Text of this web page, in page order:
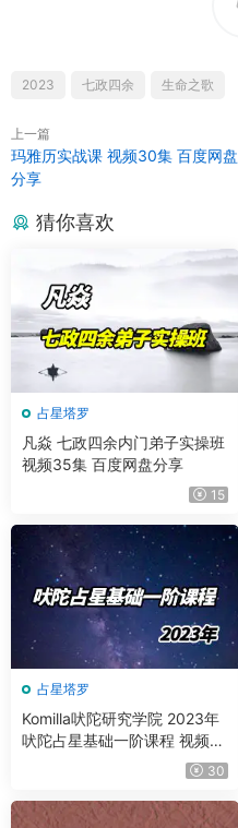
2023 七政四余 生命之歌
上一篇
玛雅历实战课 视频30集 百度网盘
分享
猜你喜欢
占星塔罗
凡焱 七政四余内门弟子实操班
视频35集 百度网盘分享
15
占星塔罗
Komilla吠陀研究学院 2023年
吠陀占星基础一阶课程 视频10
30